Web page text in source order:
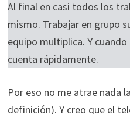
Al final en casi todos los
mismo. Trabajar en grupo
equipo multiplica. Y
cuenta rápidamente.
Por eso no me atrae nada
definición). Y creo que el